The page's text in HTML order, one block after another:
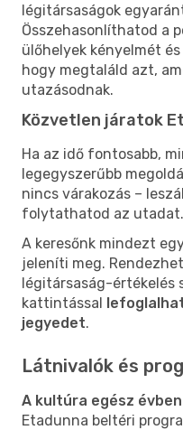
légitársaságok
Összehasonlíthatod a
ülőhelyek kényelmét
hogy megtaláld azt,
utazásodnak.
Közvetlen járatok
Ha az idő fontosabb,
legegyszerűbb
nincs várakozás –
folytathatod az utadat.
A keresőnk mindezt
jeleníti meg.
légitársaság-értékelés
kattintással
jegyedet.
Látnivalók és
A kultúra egész
Etadunna beltéri